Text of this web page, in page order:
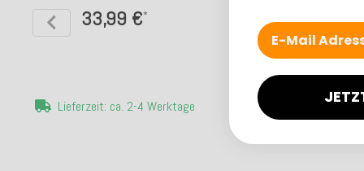
orange
33,99 €*
Lieferzeit: ca. 2-4 Werktage
29,99 €
Lieferzeit: ca. 2-